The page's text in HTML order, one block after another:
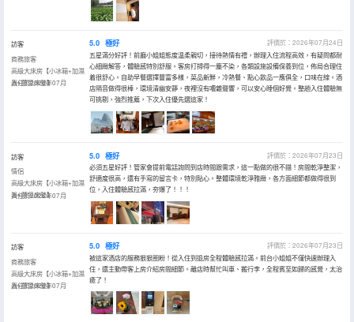
訪客
商務旅客
高級大床房【小冰箱+加濕
器+慕思床墊】
入住於2026年07月
5.0 極好
評價於：2026年07月24日
五星滿分好評！前廳小姐姐態度温柔親切，接待熱情有禮，辦理入住流程高效，有疑問都耐
心細緻解答，體驗感特別舒服。客房打掃得一塵不染，各類設施設備保養到位，佈局合理住
着很舒心。自助早餐選擇豐富多樣，菜品新鮮，冷熱餐、點心飲品一應俱全，口味在線。酒
店隔音做得很棒，環境清幽安靜，夜裡沒有嘈雜聲響，可以安心睡個好覺。整趟入住體驗無
可挑剔，強烈推薦，下次入住優先選這家！
訪客
情侶
高級大床房【小冰箱+加濕
器+慕思床墊】
入住於2026年07月
5.0 極好
評價於：2026年07月23日
必須五星好評！管家會提前電話詢問到店時間跟需求，這一點做的很不錯！房間乾淨整潔，
舒適度很高，還有手寫的留言卡，特別貼心。整體環境乾淨雅緻，各方面細節都做得很到
位，入住體驗感拉滿，夯爆了！！！
訪客
商務旅客
高級大床房【小冰箱+加濕
器+慕思床墊】
入住於2026年07月
5.0 極好
評價於：2026年07月23日
被這家酒店的服務狠狠圈粉！從入住到退房全程體驗感拉滿。前台小姐姐不僅快速辦理入
住，還主動帶客上房介紹房間細節。離店時幫忙叫車、搬行李，全程賓至如歸的感覺，太治
癒了！